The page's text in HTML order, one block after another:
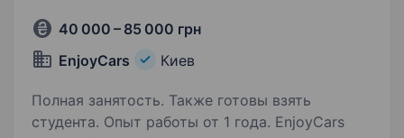
40 000 – 85 000 грн
EnjoyCars
Киев
Полная занятость. Также готовы взять
студента. Опыт работы от 1 года. EnjoyCars